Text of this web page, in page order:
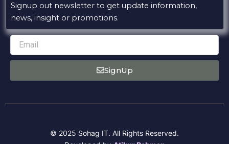
Signup out newsletter to get update information,
news, insight or promotions.
Email
SignUp
© 2025 Sohag IT. All Rights Reserved.